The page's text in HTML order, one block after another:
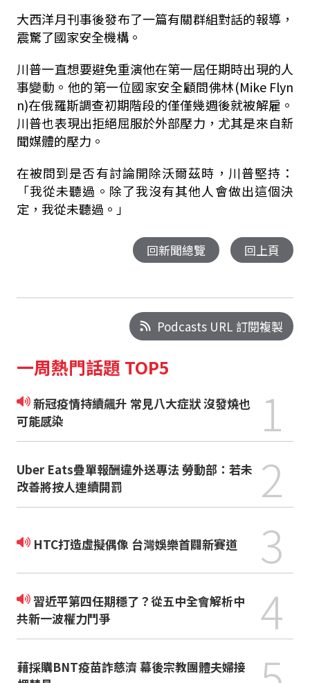
大西洋月刊事後發布了一篇有關群組對話的報導，
震驚了國家安全機構。
川普一直想要避免重演他在第一屆任期時出現的人
事變動。他的第一位國家安全顧問佛林(Mike Flyn
n)在俄羅斯調查初期階段的僅僅幾週後就被解雇。
川普也表現出拒絕屈服於外部壓力，尤其是來自新
聞媒體的壓力。
在被問到是否有討論開除沃爾茲時，川普堅持：
「我從未聽過。除了我沒有其他人會做出這個決
定，我從未聽過。」
回新聞總覽 回上頁
Podcasts URL 訂閱複製
一周熱門話題 TOP5
新冠疫情持續飆升 常見八大症狀 沒發燒也
可能感染
1
Uber Eats疊單報酬違外送專法 勞動部：若未
改善將按人連續開罰
2
HTC打造虛擬偶像 台灣娛樂首闢新賽道 3
習近平第四任期穩了？從五中全會解析中
共新一波權力鬥爭
4
藉採購BNT疫苗詐慈濟 幕後宗教團體夫婦接